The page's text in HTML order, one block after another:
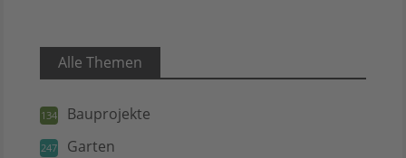
Alle Themen
134 Bauprojekte
247 Garten